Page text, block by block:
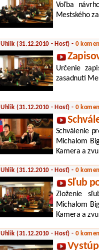
Voľba
Mestského
Uhlik (31.12.2010 - Hosť) - 0
Určenie
zasadnutí
Uhlik (31.12.2010 - Hosť) - 0
Schválenie
Michalom
Kamera a
Uhlik (31.12.2010 - Hosť) - 0
Sľub
Zloženie
Michalom
Kamera a
Uhlik (31.12.2010 - Hosť) - 0